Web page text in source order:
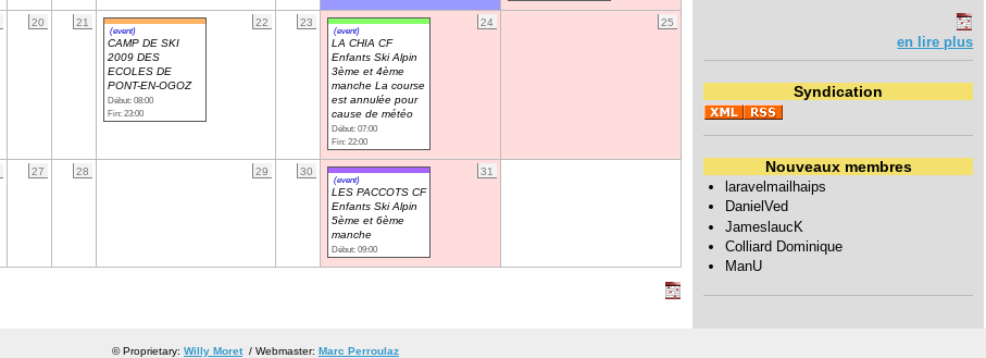
20 21 22
(event)
CAMP DE SKI
2009 DES
ECOLES DE
PONT-EN-OGOZ
Début: 08:00
Fin: 23:00
23 24
(event)
LA CHIA CF
Enfants Ski Alpin
3ème et 4ème
manche La course
est annulée pour
cause de météo
Début: 07:00
Fin: 22:00
25
27 28 29 30 31
(event)
LES PACCOTS CF
Enfants Ski Alpin
5ème et 6ème
manche
Début: 09:00
en lire plus
Syndication
Nouveaux membres
laravelmailhaips
DanielVed
JameslaucK
Colliard Dominique
ManU
© Proprietary: Willy Moret/ Webmaster: Marc Perroulaz